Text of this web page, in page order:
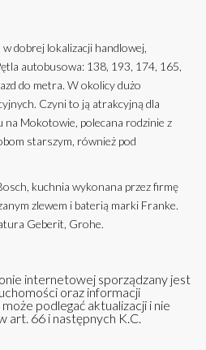
dobrej lokalizacji handlowej,
autobusowa: 138, 193, 174, 165,
do metra. W okolicy dużo
Czyni to ją atrakcyjną dla
Mokotowie, polecana rodzinie z
starszym, również pod
kuchnia wykonana przez firmę
zlewem i baterią marki Franke.
Geberit, Grohe.
internetowej sporządzany jest
oraz informacji
podlegać aktualizacji i nie
art. 66 i następnych K.C.